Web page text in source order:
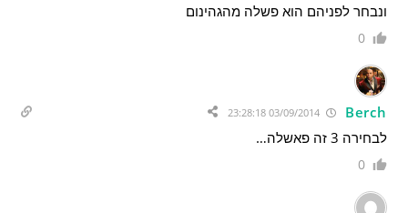
ונבחר לפניהם הוא פשלה מהגהינום
0
Berch
לבחירה 3 זה פאשלה…
0